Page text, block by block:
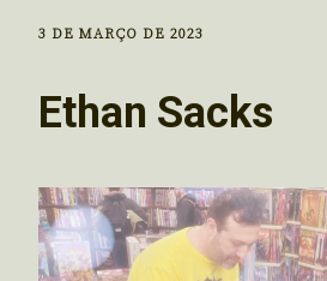
3 DE MARÇO DE 2023
Ethan Sacks